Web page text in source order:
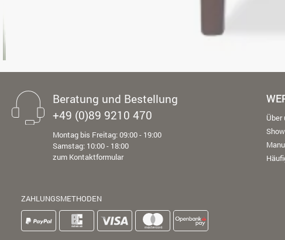
Beratung und Bestellung
+49 (0)89 9210 470
Montag bis Freitag: 09:00 - 19:00
Samstag: 10:00 - 18:00
zum Kontaktformular
ZAHLUNGSMETHODEN
Über